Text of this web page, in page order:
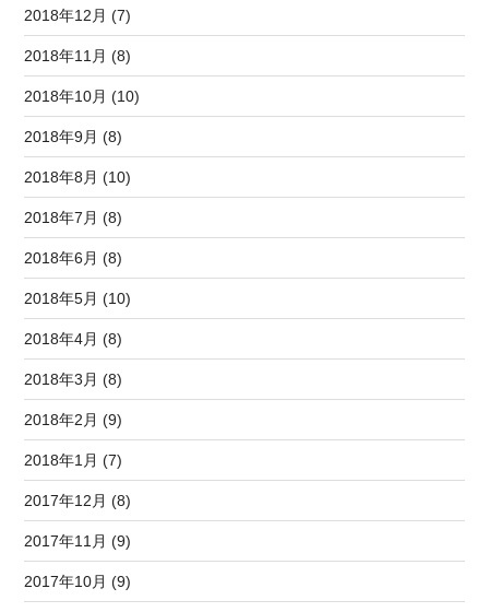
2018年12月 (7)
2018年11月 (8)
2018年10月 (10)
2018年9月 (8)
2018年8月 (10)
2018年7月 (8)
2018年6月 (8)
2018年5月 (10)
2018年4月 (8)
2018年3月 (8)
2018年2月 (9)
2018年1月 (7)
2017年12月 (8)
2017年11月 (9)
2017年10月 (9)